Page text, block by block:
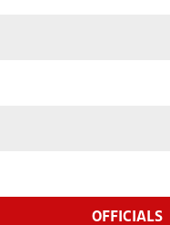
OFFICIALS